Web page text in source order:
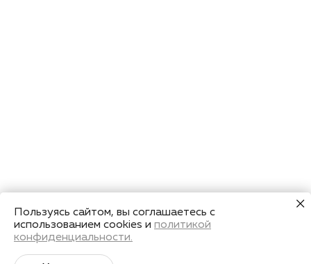
Пользуясь сайтом, вы соглашаетесь с
использованием cookies и политикой
конфиденциальности.